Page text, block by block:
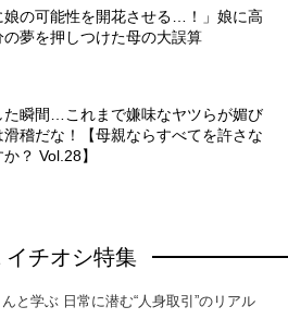
娘の可能性を開花させる…！」娘に高
の夢を押しつけた母の大誤算
た瞬間…これまで嫌味なヤツらが媚び
稽だな！【母親ならすべてを許さな
？ Vol.28】
イチオシ特集
と学ぶ 日常に潜む“人身取引”のリアル